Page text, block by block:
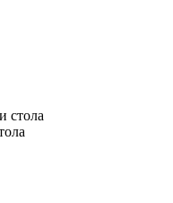
стола